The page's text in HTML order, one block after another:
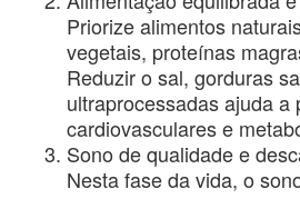
Priorize alimentos
vegetais, proteínas
Reduzir o sal, gorduras
ultraprocessadas ajuda a
cardiovasculares e
Sono de qualidade e
Nesta fase da vida, o